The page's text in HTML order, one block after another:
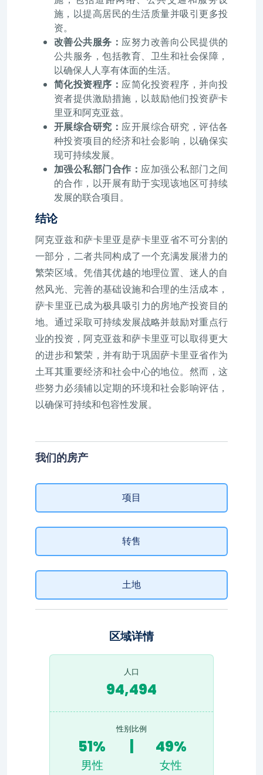
施，以提高居民的生活质量并吸引更多投
资。
改善公共服务： 应努力改善向公民提供的
公共服务，包括教育、卫生和社会保障，
以确保人人享有体面的生活。
简化投资程序： 应简化投资程序，并向投
资者提供激励措施，以鼓励他们投资萨卡
里亚和阿克亚兹。
开展综合研究： 应开展综合研究，评估各
种投资项目的经济和社会影响，以确保实
现可持续发展。
加强公私部门合作： 应加强公私部门之间
的合作，以开展有助于实现该地区可持续
发展的联合项目。
结论
阿克亚兹和萨卡里亚是萨卡里亚省不可分割的
一部分，二者共同构成了一个充满发展潜力的
繁荣区域。凭借其优越的地理位置、迷人的自
然风光、完善的基础设施和合理的生活成本，
萨卡里亚已成为极具吸引力的房地产投资目的
地。通过采取可持续发展战略并鼓励对重点行
业的投资，阿克亚兹和萨卡里亚可以取得更大
的进步和繁荣，并有助于巩固萨卡里亚省作为
土耳其重要经济和社会中心的地位。然而，这
些努力必须辅以定期的环境和社会影响评估，
以确保可持续和包容性发展。
我们的房产
项目
转售
土地
区域详情
人口
94,494
性别比例
51%
男性
49%
女性